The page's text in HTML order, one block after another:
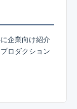
企業向け紹介
ロダクション